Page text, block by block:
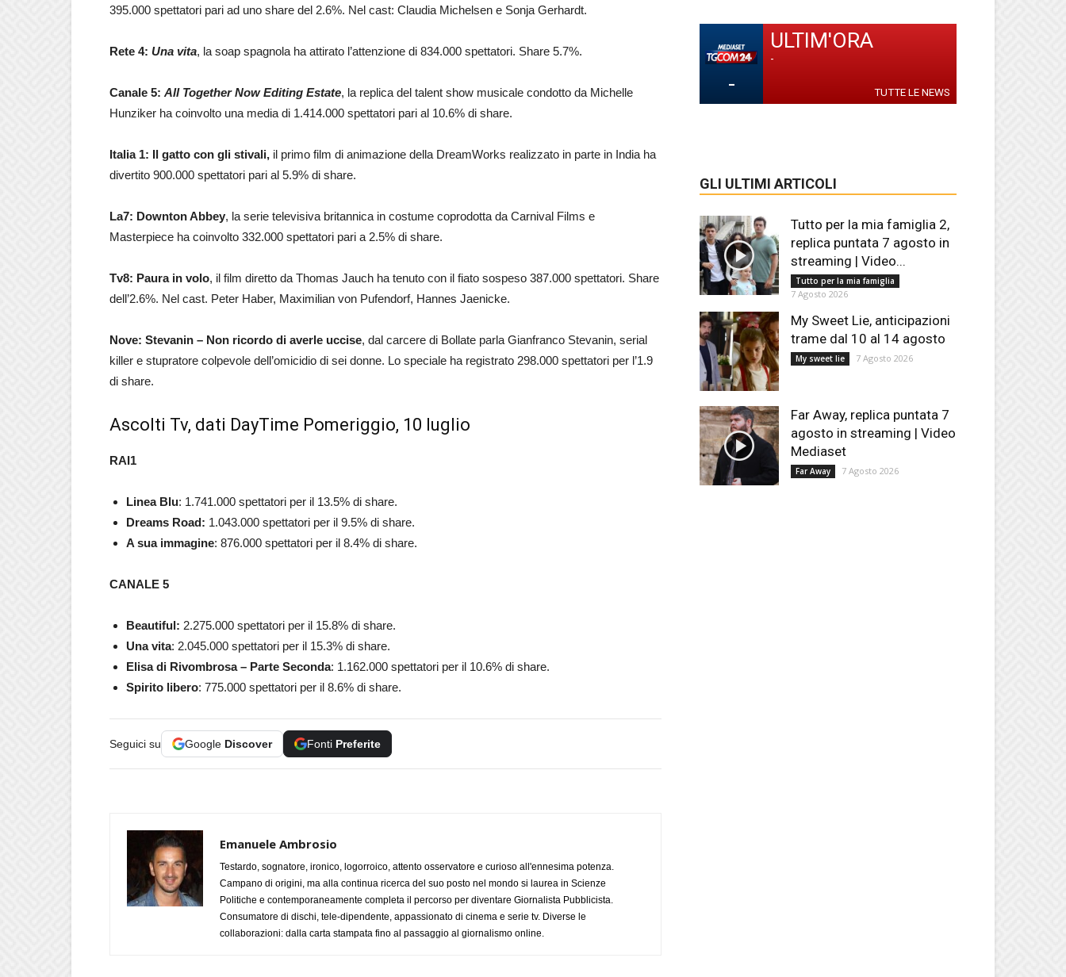
395.000 spettatori pari ad uno share del 2.6%. Nel cast: Claudia Michelsen e Sonja Gerhardt.
Rete 4: Una vita, la soap spagnola ha attirato l’attenzione di 834.000 spettatori. Share 5.7%.
Canale 5: All Together Now Editing Estate, la replica del talent show musicale condotto da Michelle
Hunziker ha coinvolto una media di 1.414.000 spettatori pari al 10.6% di share.
Italia 1: Il gatto con gli stivali, il primo film di animazione della DreamWorks realizzato in parte in India ha
divertito 900.000 spettatori pari al 5.9% di share.
La7: Downton Abbey, la serie televisiva britannica in costume coprodotta da Carnival Films e
Masterpiece ha coinvolto 332.000 spettatori pari a 2.5% di share.
Tv8: Paura in volo, il film diretto da Thomas Jauch ha tenuto con il fiato sospeso 387.000 spettatori. Share
dell’2.6%. Nel cast. Peter Haber, Maximilian von Pufendorf, Hannes Jaenicke.
Nove: Stevanin – Non ricordo di averle uccise, dal carcere di Bollate parla Gianfranco Stevanin, serial
killer e stupratore colpevole dell’omicidio di sei donne. Lo speciale ha registrato 298.000 spettatori per l’1.9
di share.
Ascolti Tv, dati DayTime Pomeriggio, 10 luglio
RAI1
Linea Blu: 1.741.000 spettatori per il 13.5% di share.
Dreams Road: 1.043.000 spettatori per il 9.5% di share.
A sua immagine: 876.000 spettatori per il 8.4% di share.
CANALE 5
Beautiful: 2.275.000 spettatori per il 15.8% di share.
Una vita: 2.045.000 spettatori per il 15.3% di share.
Elisa di Rivombrosa – Parte Seconda: 1.162.000 spettatori per il 10.6% di share.
Spirito libero: 775.000 spettatori per il 8.6% di share.
Seguici su Google Discover Fonti Preferite
Emanuele Ambrosio
Testardo, sognatore, ironico, logorroico, attento osservatore e curioso all'ennesima potenza.
Campano di origini, ma alla continua ricerca del suo posto nel mondo si laurea in Scienze
Politiche e contemporaneamente completa il percorso per diventare Giornalista Pubblicista.
Consumatore di dischi, tele-dipendente, appassionato di cinema e serie tv. Diverse le
collaborazioni: dalla carta stampata fino al passaggio al giornalismo online.
-
ULTIM'ORA
-
TUTTE LE NEWS
GLI ULTIMI ARTICOLI
Tutto per la mia famiglia 2,
replica puntata 7 agosto in
streaming | Video...
Tutto per la mia famiglia
7 Agosto 2026
My Sweet Lie, anticipazioni
trame dal 10 al 14 agosto
My sweet lie 7 Agosto 2026
Far Away, replica puntata 7
agosto in streaming | Video
Mediaset
Far Away 7 Agosto 2026